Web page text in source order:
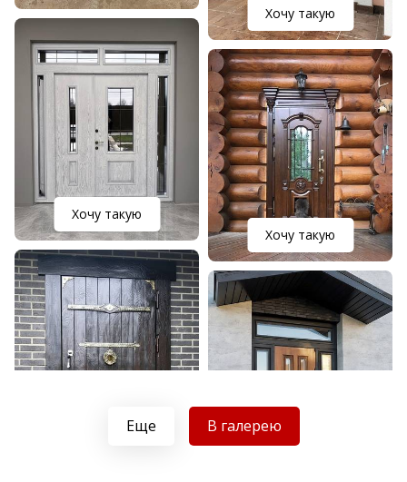
Хочу такую
Хочу такую
Хочу такую
Еще В галерею